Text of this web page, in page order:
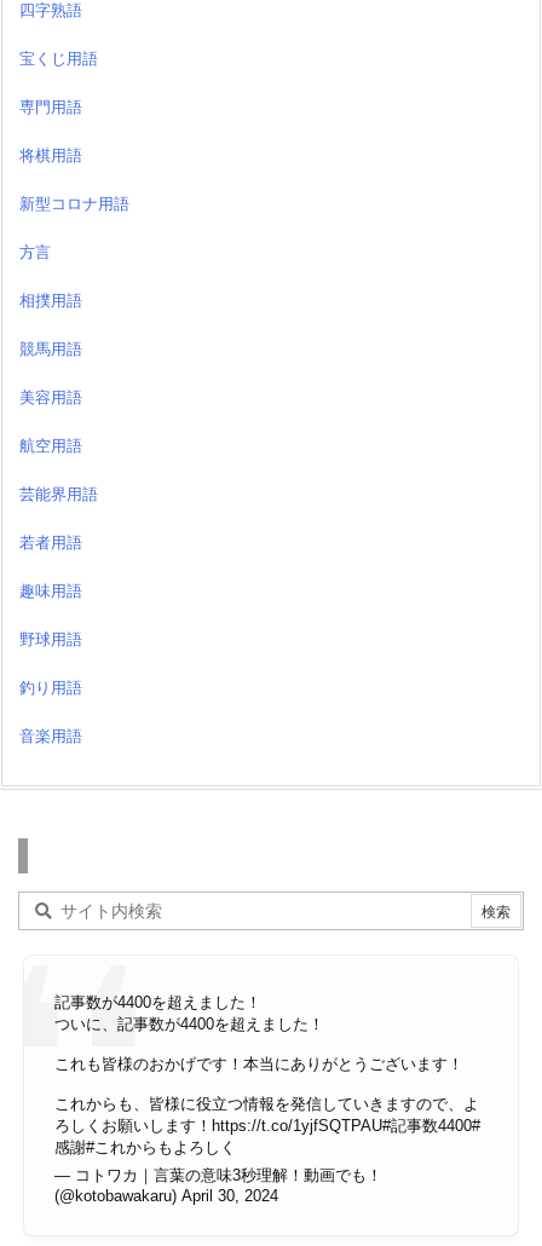
四字熟語
宝くじ用語
専門用語
将棋用語
新型コロナ用語
方言
相撲用語
競馬用語
美容用語
航空用語
芸能界用語
若者用語
趣味用語
野球用語
釣り用語
音楽用語
記事数が4400を超えました！
ついに、記事数が4400を超えました！
これも皆様のおかげです！本当にありがとうございます！
これからも、皆様に役立つ情報を発信していきますので、よ
ろしくお願いします！ https://t.co/1yjfSQTPAU#記事数4400#
感謝#これからもよろしく
— コトワカ｜言葉の意味3秒理解！動画でも！
(@kotobawakaru) April 30, 2024